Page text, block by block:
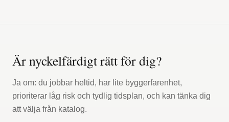
Är nyckelfärdigt rätt för dig?
Ja om: du jobbar heltid, har lite byggerfarenhet,
prioriterar låg risk och tydlig tidsplan, och kan tänka dig
att välja från katalog.